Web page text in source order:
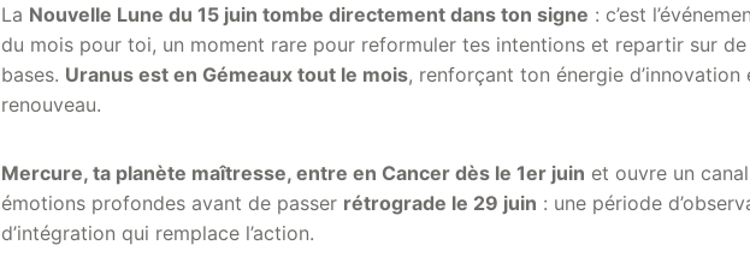
La Nouvelle Lune du 15 juin tombe directement dans ton signe : c’est
du mois pour toi, un moment rare pour reformuler tes intentions et repartir sur
bases. Uranus est en Gémeaux tout le mois, renforçant ton énergie d’innovation
renouveau.
Mercure, ta planète maîtresse, entre en Cancer dès le 1er juin et ouvre un
émotions profondes avant de passer rétrograde le 29 juin : une période
d’intégration qui remplace l’action.